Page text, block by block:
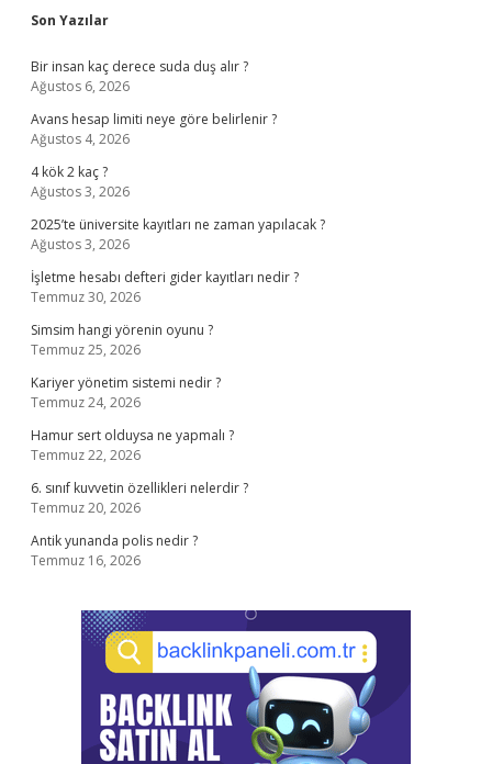
Sidebar
Son Yazılar
Bir insan kaç derece suda duş alır ?
Ağustos 6, 2026
Avans hesap limiti neye göre belirlenir ?
Ağustos 4, 2026
4 kök 2 kaç ?
Ağustos 3, 2026
2025’te üniversite kayıtları ne zaman yapılacak ?
Ağustos 3, 2026
İşletme hesabı defteri gider kayıtları nedir ?
Temmuz 30, 2026
Simsim hangi yörenin oyunu ?
Temmuz 25, 2026
Kariyer yönetim sistemi nedir ?
Temmuz 24, 2026
Hamur sert olduysa ne yapmalı ?
Temmuz 22, 2026
6. sınıf kuvvetin özellikleri nelerdir ?
Temmuz 20, 2026
Antik yunanda polis nedir ?
Temmuz 16, 2026